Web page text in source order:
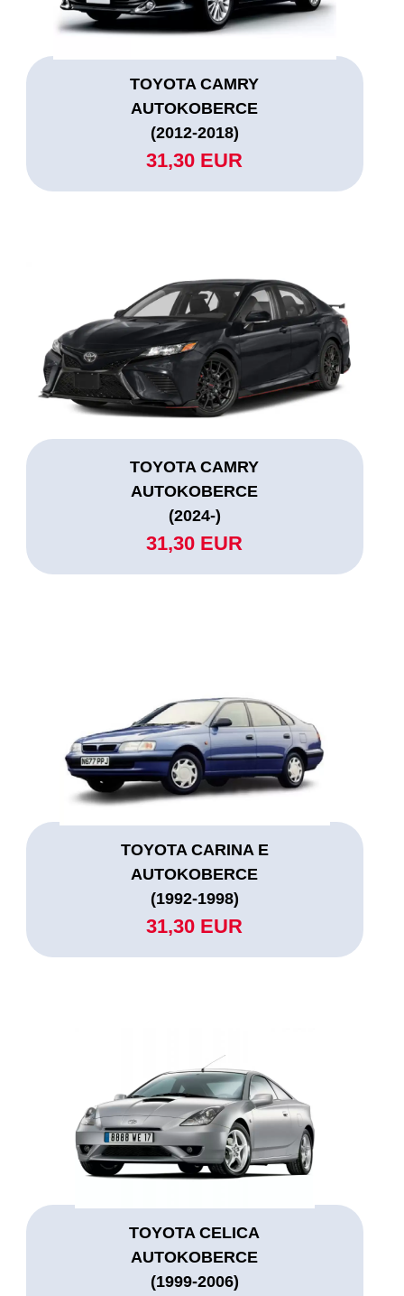
TOYOTA CAMRY
AUTOKOBERCE
(2012-2018)
31,30 EUR
TOYOTA CAMRY
AUTOKOBERCE
(2024-)
31,30 EUR
TOYOTA CARINA E
AUTOKOBERCE
(1992-1998)
31,30 EUR
TOYOTA CELICA
AUTOKOBERCE
(1999-2006)